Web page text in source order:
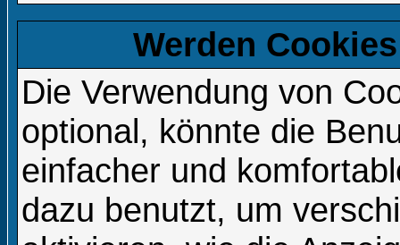
Werden
Die Verwendung von
optional, könnte die
einfacher und
dazu benutzt, um